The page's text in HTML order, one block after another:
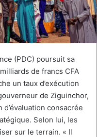
(PDC) poursuit sa
de francs CFA
un taux d’exécution
de Ziguinchor,
d’évaluation consacrée
Selon lui, les
sur le terrain. « Il